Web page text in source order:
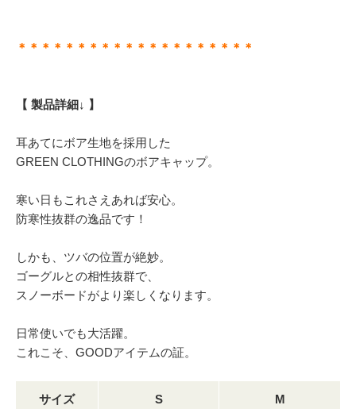
＊＊＊＊＊＊＊＊＊＊＊＊＊＊＊＊＊＊＊＊
【 製品詳細↓ 】
耳あてにボア生地を採用した
GREEN CLOTHINGのボアキャップ。
寒い日もこれさえあれば安心。
防寒性抜群の逸品です！
しかも、ツバの位置が絶妙。
ゴーグルとの相性抜群で、
スノーボードがより楽しくなります。
日常使いでも大活躍。
これこそ、GOODアイテムの証。
サイズ S M